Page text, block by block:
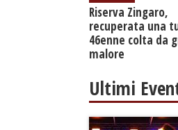
​Riserva Zingaro,
recuperata una
46enne colta da
malore
Ultimi